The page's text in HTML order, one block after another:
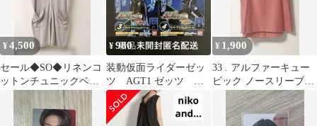
¥4,500
セール◆SO◆リネンコ
ットンチュニックベス
ト アイスグレー
¥980
装動仮面ライダーゼッ
ツ AGT1 ゼッツ テ
クノロムストリーム AB
匿名配送
¥ 1,900
33 . アルファーキュー
ビック ノースリーブカ
ットソー ブラウス チ
ュニック